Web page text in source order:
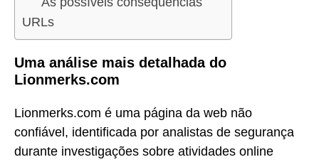
URLs
Uma análise mais detalhada do
Lionmerks.com
Lionmerks.com é uma página da web não
confiável, identificada por analistas de segurança
durante investigações sobre atividades online